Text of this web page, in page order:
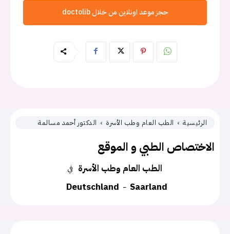
الرئيسية الطب العام وطب الأسرة الدكتور أحمد مسالمة
الاختصاص الطبي و الموقع
في الطب العام وطب الأسرة
Deutschland
Saarland
حجز موعد اونلاين من خلال doctolib